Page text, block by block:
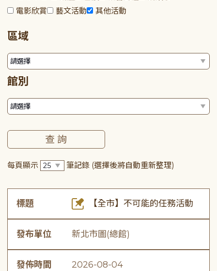
電影欣賞
藝文活動 其他活動
區域
館別
每頁顯示 筆記錄 (選擇後將自動重新整理)
標題 【全市】不可能的任務活動
發布單位 新北市圖(總館)
發佈時間 2026-08-04